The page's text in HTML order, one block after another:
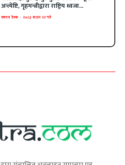
अन्त्येष्टि, गृहमन्त्रीद्वारा राष्ट्रिय ध्वजा...
एकपत्र डेस्क - २०८३ साउन २२ गते